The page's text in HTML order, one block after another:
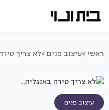
ראשי >עיצוב פנים >לא צריך
עיצוב פנים